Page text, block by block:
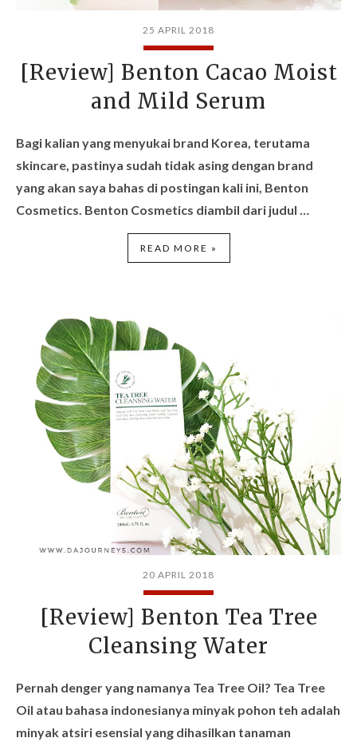
25 APRIL 2018
[Review] Benton Cacao Moist
and Mild Serum
Bagi kalian yang menyukai brand Korea, terutama
skincare, pastinya sudah tidak asing dengan brand
yang akan saya bahas di postingan kali ini, Benton
Cosmetics. Benton Cosmetics diambil dari judul …
READ MORE »
20 APRIL 2018
[Review] Benton Tea Tree
Cleansing Water
Pernah denger yang namanya Tea Tree Oil? Tea Tree
Oil atau bahasa indonesianya minyak pohon teh adalah
minyak atsiri esensial yang dihasilkan tanaman